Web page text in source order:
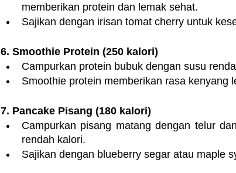
memberikan protein dan lemak sehat.
Sajikan dengan irisan tomat cherry untuk
6. Smoothie Protein (250 kalori)
Campurkan protein bubuk dengan susu
Smoothie protein memberikan rasa kenyang
7. Pancake Pisang (180 kalori)
Campurkan pisang matang dengan telur
rendah kalori.
Sajikan dengan blueberry segar atau maple